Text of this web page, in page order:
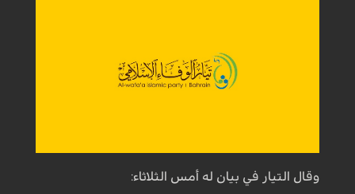
وقال التيار في بيان له أمس الثلاثاء: